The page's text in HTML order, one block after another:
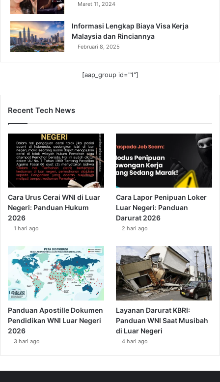
Maret 11, 2024
Informasi Lengkap Biaya Visa Kerja
Malaysia dan Rinciannya
Februari 8, 2025
[aap_group id="1"]
Recent Tech News
Cara Urus Cerai WNI di Luar
Negeri: Panduan Hukum
2026
1 hari ago
Cara Lapor Penipuan Loker
Luar Negeri: Panduan
Darurat 2026
2 hari ago
Panduan Apostille Dokumen
Pendidikan WNI Luar Negeri
2026
3 hari ago
Layanan Darurat KBRI:
Panduan WNI Saat Musibah
di Luar Negeri
4 hari ago